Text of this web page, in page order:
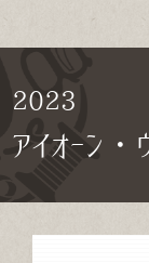
2023
アイオーン